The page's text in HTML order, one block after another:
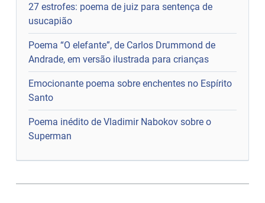
27 estrofes: poema de juiz para sentença de
usucapião
Poema “O elefante”, de Carlos Drummond de
Andrade, em versão ilustrada para crianças
Emocionante poema sobre enchentes no Espírito
Santo
Poema inédito de Vladimir Nabokov sobre o
Superman